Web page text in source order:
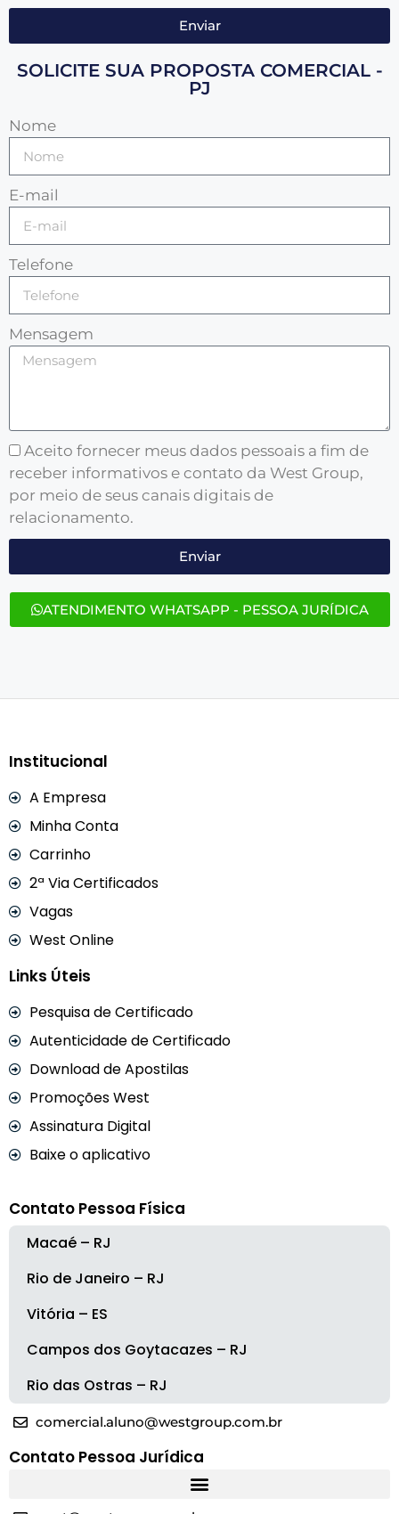
Enviar
SOLICITE SUA PROPOSTA COMERCIAL -
PJ
Nome
E-mail
Telefone
Mensagem
Aceito fornecer meus dados pessoais a fim de
receber informativos e contato da West Group,
por meio de seus canais digitais de
relacionamento.
Enviar
ATENDIMENTO WHATSAPP - PESSOA JURÍDICA
Institucional
A Empresa
Minha Conta
Carrinho
2ª Via Certificados
Vagas
West Online
Links Úteis
Pesquisa de Certificado
Autenticidade de Certificado
Download de Apostilas
Promoções West
Assinatura Digital
Baixe o aplicativo
Contato Pessoa Física
Macaé – RJ
Rio de Janeiro – RJ
Vitória – ES
Campos dos Goytacazes – RJ
Rio das Ostras – RJ
comercial.aluno@westgroup.com.br
Contato Pessoa Jurídica